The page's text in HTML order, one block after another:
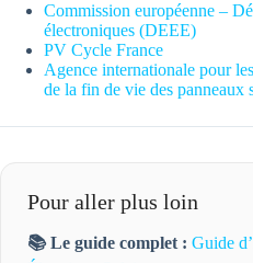
Commission européenne –
électroniques (DEEE)
PV Cycle France
Agence internationale pour
de la fin de vie des panneaux
Pour aller plus loin
📚 Le guide complet : Guide